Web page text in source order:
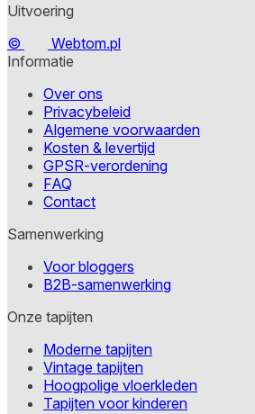
Uitvoering
©
Webtom.pl
Informatie
Over ons
Privacybeleid
Algemene voorwaarden
Kosten & levertijd
GPSR-verordening
FAQ
Contact
Samenwerking
Voor bloggers
B2B-samenwerking
Onze tapijten
Moderne tapijten
Vintage tapijten
Hoogpolige vloerkleden
Tapijten voor kinderen